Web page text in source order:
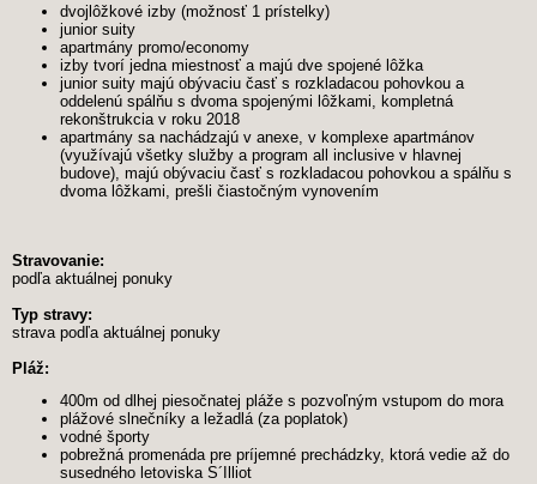
dvojlôžkové izby (možnosť 1 prístelky)
junior suity
apartmány promo/economy
izby tvorí jedna miestnosť a majú dve spojené lôžka
junior suity majú obývaciu časť s rozkladacou pohovkou a
oddelenú spálňu s dvoma spojenými lôžkami, kompletná
rekonštrukcia v roku 2018
apartmány sa nachádzajú v anexe, v komplexe apartmánov
(využívajú všetky služby a program all inclusive v hlavnej
budove), majú obývaciu časť s rozkladacou pohovkou a spálňu s
dvoma lôžkami, prešli čiastočným vynovením
Stravovanie:
podľa aktuálnej ponuky
Typ stravy:
strava podľa aktuálnej ponuky
Pláž:
400m od dlhej piesočnatej pláže s pozvoľným vstupom do mora
plážové slnečníky a ležadlá (za poplatok)
vodné športy
pobrežná promenáda pre príjemné prechádzky, ktorá vedie až do
susedného letoviska S´Illiot